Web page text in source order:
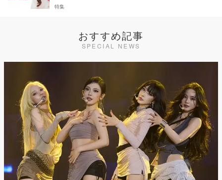
特集
おすすめ記事
SPECIAL NEWS